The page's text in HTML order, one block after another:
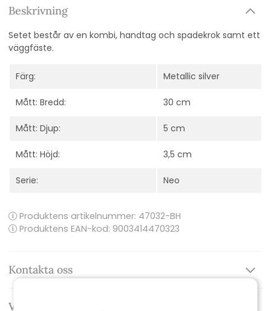
Beskrivning
Setet består av en kombi, handtag och spadekrok samt ett
väggfäste.
Färg: Metallic silver
Mått: Bredd: 30 cm
Mått: Djup: 5 cm
Mått: Höjd: 3,5 cm
Serie: Neo
Produktens artikelnummer: 47032-BH
Produktens EAN-kod: 9003414470323
Kontakta oss
Varumärke: Biohort